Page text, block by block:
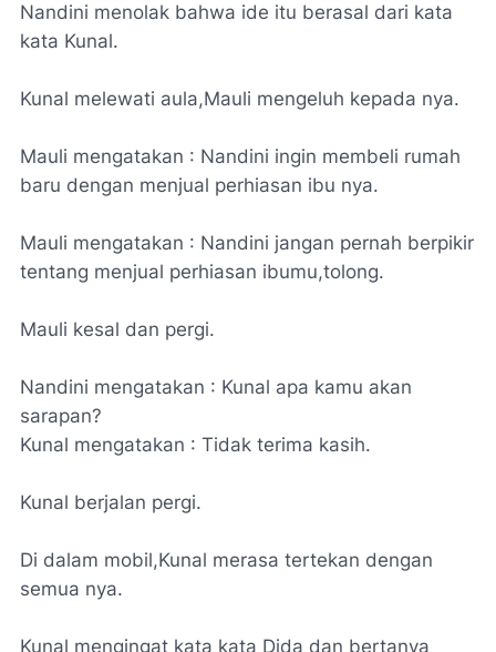
Nandini menolak bahwa ide itu berasal dari kata
kata Kunal.
Kunal melewati aula,Mauli mengeluh kepada nya.
Mauli mengatakan : Nandini ingin membeli rumah
baru dengan menjual perhiasan ibu nya.
Mauli mengatakan : Nandini jangan pernah berpikir
tentang menjual perhiasan ibumu,tolong.
Mauli kesal dan pergi.
Nandini mengatakan : Kunal apa kamu akan
sarapan?
Kunal mengatakan : Tidak terima kasih.
Kunal berjalan pergi.
Di dalam mobil,Kunal merasa tertekan dengan
semua nya.
Kunal mengingat kata kata Dida dan bertanya